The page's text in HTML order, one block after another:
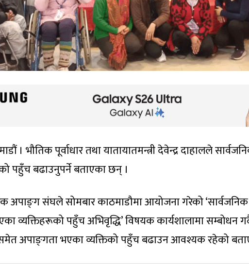
। भौतिक पूर्वाधार तथा यातायातमन्त्री देवेन्द्र दाहालले
पहुँच बढाउनुपर्ने बताएका छन् ।
अपाङ्‍ग संघले सोमबार काठमाडौमा आयोजना गरेको
व्यक्तिहरूको पहुँच अभिवृद्धि’ विषयक कार्यशालामा सम्बोधन
अपाङ्‍गता भएका व्यक्तिको पहुँच बढाउन आवश्यक रहेको